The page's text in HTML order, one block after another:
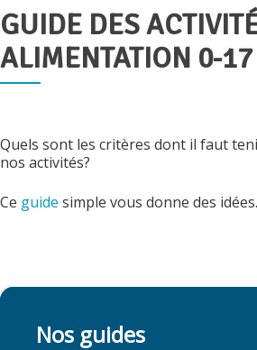
Publié
GUIDE DES
ALIMENTATION 0-
Quels sont les critères dont il faut
nos activités?
Ce guide simple vous donne des idées.
Nos guides